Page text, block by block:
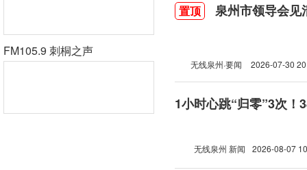
FM105.9 刺桐之声
置顶 泉州市领导会见
无线泉州·要闻 2026-07-30
1小时心跳“归零”3次！
无线泉州 新闻 2026-08-07